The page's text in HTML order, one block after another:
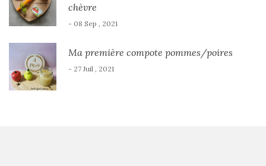
chèvre
- 08 Sep , 2021
Ma première compote pommes/poires
- 27 Juil , 2021